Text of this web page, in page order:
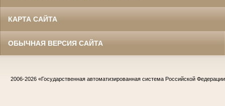
КАРТА САЙТА
ОБЫЧНАЯ ВЕРСИЯ САЙТА
2006-2026 «Государственная автоматизированная система Российской